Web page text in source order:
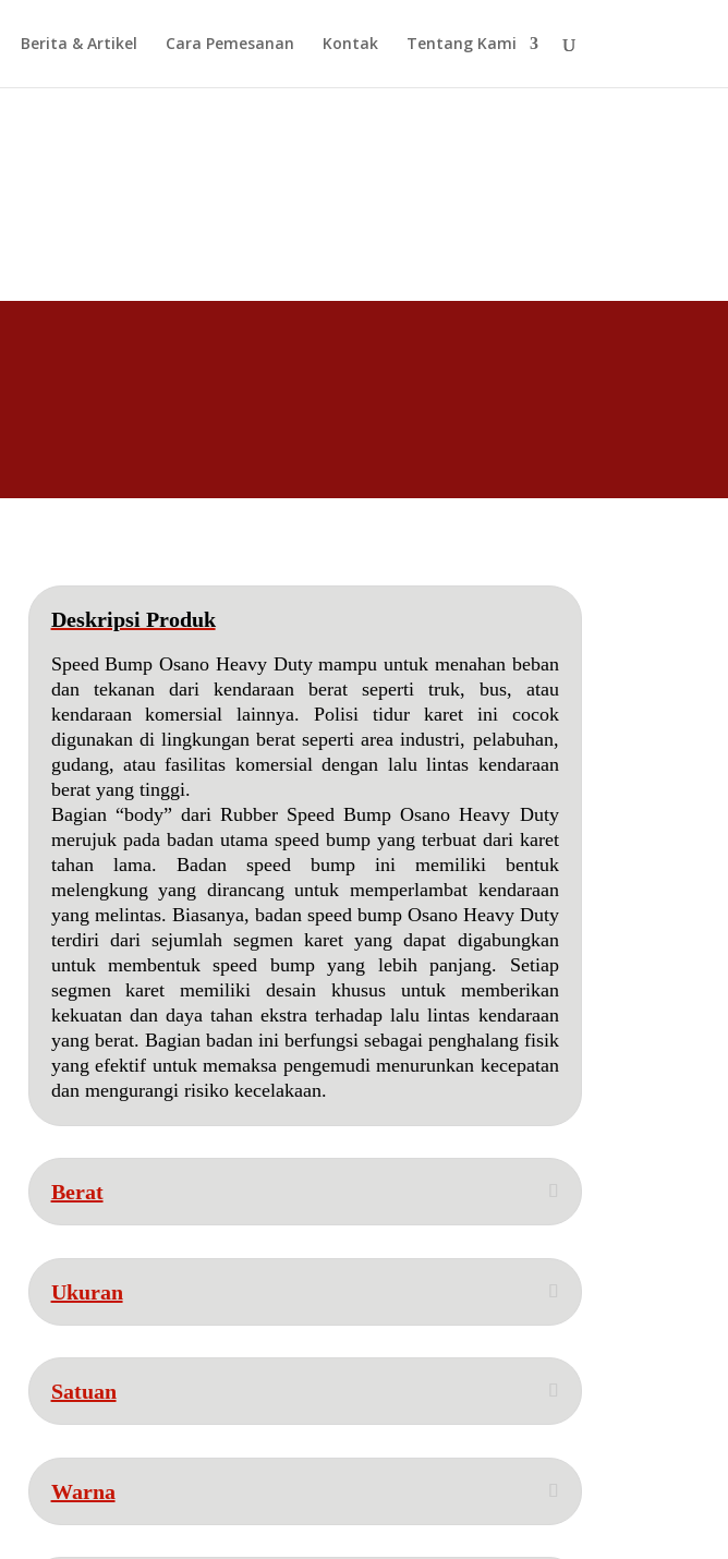
Berita & Artikel Cara Pemesanan Kontak Tentang Kami
Deskripsi Produk
Speed Bump Osano Heavy Duty mampu untuk menahan beban
dan tekanan dari kendaraan berat seperti truk, bus, atau
kendaraan komersial lainnya. Polisi tidur karet ini cocok
digunakan di lingkungan berat seperti area industri, pelabuhan,
gudang, atau fasilitas komersial dengan lalu lintas kendaraan
berat yang tinggi.
Bagian “body” dari Rubber Speed Bump Osano Heavy Duty
merujuk pada badan utama speed bump yang terbuat dari karet
tahan lama. Badan speed bump ini memiliki bentuk
melengkung yang dirancang untuk memperlambat kendaraan
yang melintas. Biasanya, badan speed bump Osano Heavy Duty
terdiri dari sejumlah segmen karet yang dapat digabungkan
untuk membentuk speed bump yang lebih panjang. Setiap
segmen karet memiliki desain khusus untuk memberikan
kekuatan dan daya tahan ekstra terhadap lalu lintas kendaraan
yang berat. Bagian badan ini berfungsi sebagai penghalang fisik
yang efektif untuk memaksa pengemudi menurunkan kecepatan
dan mengurangi risiko kecelakaan.
Berat
Ukuran
Satuan
Warna